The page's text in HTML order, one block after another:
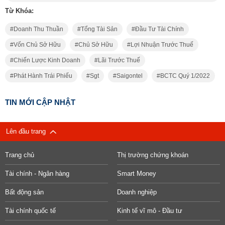
Từ Khóa:
Doanh Thu Thuần Tổng Tài Sản Đầu Tư Tài Chính
Vốn Chủ Sở Hữu Chủ Sở Hữu Lợi Nhuận Trước Thuế
Chiến Lược Kinh Doanh Lãi Trước Thuế
Phát Hành Trái Phiếu Sgt Saigontel BCTC Quý 1/2022
TIN MỚI CẬP NHẬT
Lên đầu trang
Trang chủ Thị trường chứng khoán
Tài chính - Ngân hàng Smart Money
Bất động sản Doanh nghiệp
Tài chính quốc tế Kinh tế vĩ mô - Đầu tư